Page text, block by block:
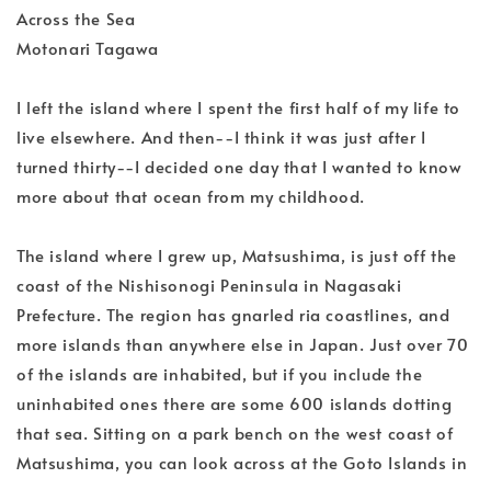
Across the Sea
Motonari Tagawa
I left the island where I spent the first half of my life to
live elsewhere. And then--I think it was just after I
turned thirty--I decided one day that I wanted to know
more about that ocean from my childhood.
The island where I grew up, Matsushima, is just off the
coast of the Nishisonogi Peninsula in Nagasaki
Prefecture. The region has gnarled ria coastlines, and
more islands than anywhere else in Japan. Just over 70
of the islands are inhabited, but if you include the
uninhabited ones there are some 600 islands dotting
that sea. Sitting on a park bench on the west coast of
Matsushima, you can look across at the Goto Islands in